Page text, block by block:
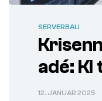
SERVERBAU
adé:
12. JANUAR 2025